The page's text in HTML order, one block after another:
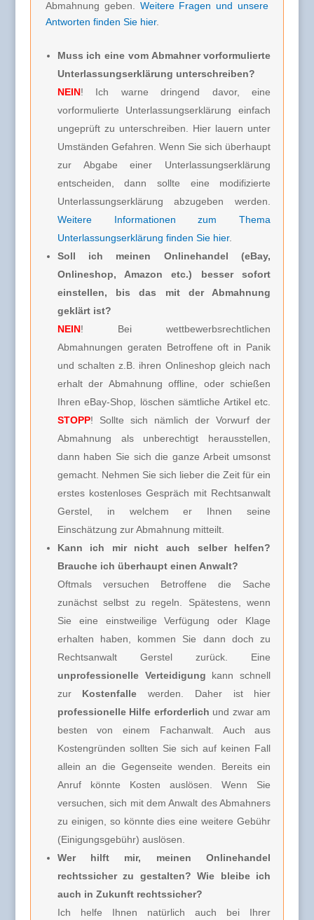
Abmahnung geben. Weitere Fragen und unsere
Antworten finden Sie hier.
Muss ich eine vom Abmahner vorformulierte
Unterlassungserklärung unterschreiben?
NEIN! Ich warne dringend davor, eine
vorformulierte Unterlassungserklärung einfach
ungeprüft zu unterschreiben. Hier lauern unter
Umständen Gefahren. Wenn Sie sich überhaupt
zur Abgabe einer Unterlassungserklärung
entscheiden, dann sollte eine modifizierte
Unterlassungserklärung abzugeben werden.
Weitere Informationen zum Thema
Unterlassungserklärung finden Sie hier.
Soll ich meinen Onlinehandel (eBay,
Onlineshop, Amazon etc.) besser sofort
einstellen, bis das mit der Abmahnung
geklärt ist?
NEIN! Bei wettbewerbsrechtlichen
Abmahnungen geraten Betroffene oft in Panik
und schalten z.B. ihren Onlineshop gleich nach
erhalt der Abmahnung offline, oder schießen
Ihren eBay-Shop, löschen sämtliche Artikel etc.
STOPP! Sollte sich nämlich der Vorwurf der
Abmahnung als unberechtigt herausstellen,
dann haben Sie sich die ganze Arbeit umsonst
gemacht. Nehmen Sie sich lieber die Zeit für ein
erstes kostenloses Gespräch mit Rechtsanwalt
Gerstel, in welchem er Ihnen seine
Einschätzung zur Abmahnung mitteilt.
Kann ich mir nicht auch selber helfen?
Brauche ich überhaupt einen Anwalt?
Oftmals versuchen Betroffene die Sache
zunächst selbst zu regeln. Spätestens, wenn
Sie eine einstweilige Verfügung oder Klage
erhalten haben, kommen Sie dann doch zu
Rechtsanwalt Gerstel zurück. Eine
unprofessionelle Verteidigung kann schnell
zur Kostenfalle werden. Daher ist hier
professionelle Hilfe erforderlich und zwar am
besten von einem Fachanwalt. Auch aus
Kostengründen sollten Sie sich auf keinen Fall
allein an die Gegenseite wenden. Bereits ein
Anruf könnte Kosten auslösen. Wenn Sie
versuchen, sich mit dem Anwalt des Abmahners
zu einigen, so könnte dies eine weitere Gebühr
(Einigungsgebühr) auslösen.
Wer hilft mir, meinen Onlinehandel
rechtssicher zu gestalten? Wie bleibe ich
auch in Zukunft rechtssicher?
Ich helfe Ihnen natürlich auch bei Ihrer